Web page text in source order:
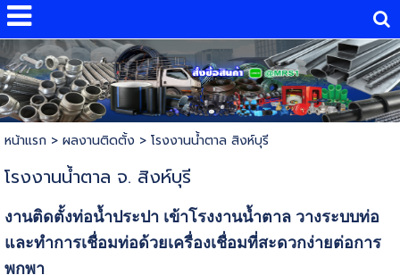
หน้าแรก> ผลงานติดตั้ง > โรงงานน้ำตาล สิงห์บุรี
โรงงานน้ำตาล จ. สิงห์บุรี
งานติดตั้งท่อน้ำประปา เข้าโรงงานน้ำตาล วางระบบท่อ
และทำการเชื่อมท่อด้วยเครื่องเชื่อมที่สะดวกง่ายต่อการ
พกพา